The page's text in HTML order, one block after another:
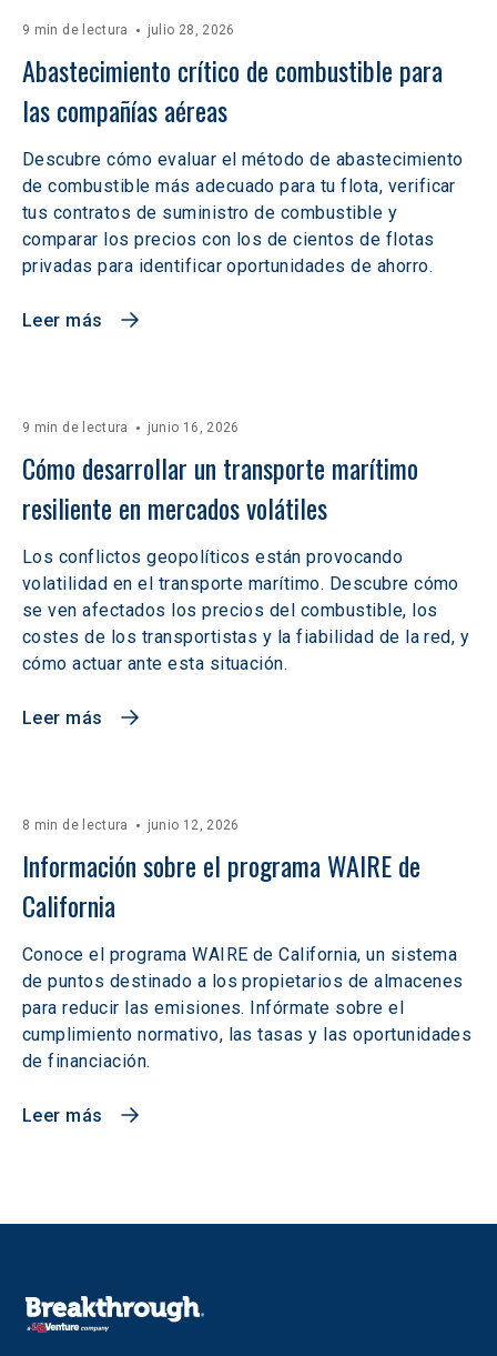
9 min de lectura julio 28, 2026
Abastecimiento crítico de combustible para
las compañías aéreas
Descubre cómo evaluar el método de abastecimiento
de combustible más adecuado para tu flota, verificar
tus contratos de suministro de combustible y
comparar los precios con los de cientos de flotas
privadas para identificar oportunidades de ahorro.
Leer más
9 min de lectura junio 16, 2026
Cómo desarrollar un transporte marítimo
resiliente en mercados volátiles
Los conflictos geopolíticos están provocando
volatilidad en el transporte marítimo. Descubre cómo
se ven afectados los precios del combustible, los
costes de los transportistas y la fiabilidad de la red, y
cómo actuar ante esta situación.
Leer más
8 min de lectura junio 12, 2026
Información sobre el programa WAIRE de
California
Conoce el programa WAIRE de California, un sistema
de puntos destinado a los propietarios de almacenes
para reducir las emisiones. Infórmate sobre el
cumplimiento normativo, las tasas y las oportunidades
de financiación.
Leer más